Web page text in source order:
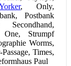
, Only,
Postbank
Secondhand,
Strumpf
Worms,
Times,
Paul